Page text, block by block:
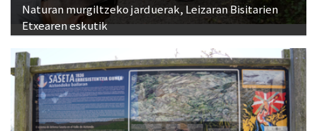
Naturan murgiltzeko jarduerak, Leizaran Bisitarien
Etxearen eskutik